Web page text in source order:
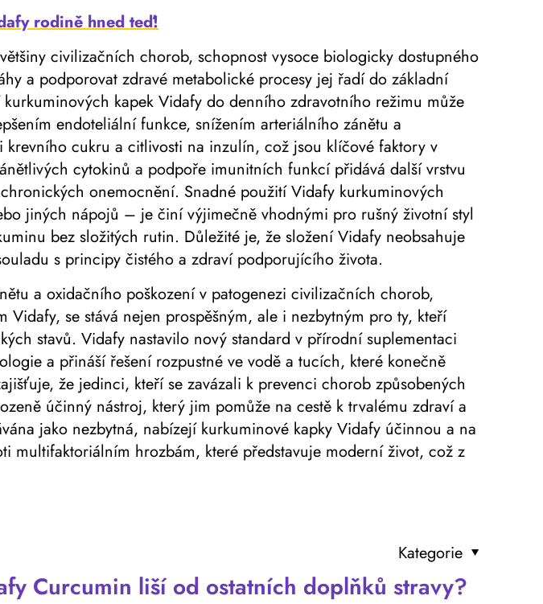
rodině hned teď!
civilizačních chorob, schopnost vysoce biologicky dostupného
a podporovat zdravé metabolické procesy jej řadí do základní
kapek Vidafy do denního zdravotního režimu může
endoteliální funkce, snížením arteriálního zánětu a
cukru a citlivosti na inzulín, což jsou klíčové faktory v
cytokinů a podpoře imunitních funkcí přidává další vrstvu
onemocnění. Snadné použití Vidafy kurkuminových
jiných nápojů – je činí výjimečně vhodnými pro rušný životní styl
bez složitých rutin. Důležité je, že složení Vidafy neobsahuje
s principy čistého a zdraví podporujícího života.
a oxidačního poškození v patogenezi civilizačních chorob,
se stává nejen prospěšným, ale i nezbytným pro ty, kteří
stavů. Vidafy nastavilo nový standard v přírodní suplementaci
a přináší řešení rozpustné ve vodě a tucích, které konečně
že jedinci, kteří se zavázali k prevenci chorob způsobených
účinný nástroj, který jim pomůže na cestě k trvalému zdraví a
jako nezbytná, nabízejí kurkuminové kapky Vidafy účinnou a na
multifaktoriálním hrozbám, které představuje moderní život, což z
Kategorie
Curcumin liší od ostatních doplňků stravy?